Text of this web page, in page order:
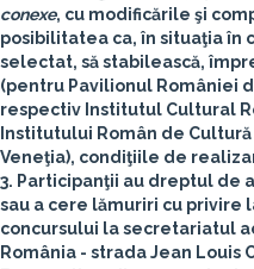
conexe, cu modificările şi
posibilitatea ca, în situaţia în
selectat, să stabilească,
(pentru Pavilionul României
respectiv Institutul Cultural
Institutului Român de
Veneţia), condiţiile de
3. Participanţii au dreptul de
sau a cere lămuriri cu
concursului la secretariatul
România - strada Jean Louis